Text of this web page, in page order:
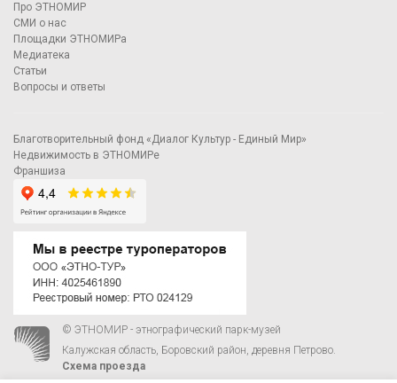
Про ЭТНОМИР
СМИ о нас
Площадки ЭТНОМИРа
Медиатека
Статьи
Вопросы и ответы
Благотворительный фонд «Диалог Культур - Единый Мир»
Недвижимость в ЭТНОМИРе
Франшиза
© ЭТНОМИР - этнографический парк-музей
Калужская область, Боровский район, деревня Петрово.
Схема проезда